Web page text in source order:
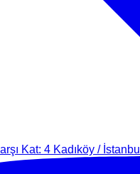
Kat: 4 Kadıköy / İstanbul